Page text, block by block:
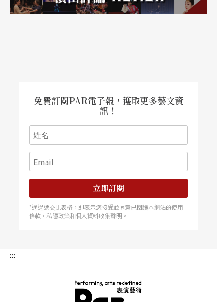
有多無知；舉「尊」敬客，其實是互嘲「你XXX別裝
了，喝吧！」真正的尊重是包含你和我都有的無
知、懦弱、失控和深邃的黑暗面。這麼需要安全感
就不要待在又累又沒錢的劇場，趕快回家找媽媽、
坐在沙發看電視或打坐修身作瑜珈吧。
免費訂閱PAR電子報，獲取更多藝文資
訊！
立即訂閱
*通過遞交此表格，即表示您接受並同意已閱讀本網站的使用
條款，私隱政策和個人資料收集聲明。
:::